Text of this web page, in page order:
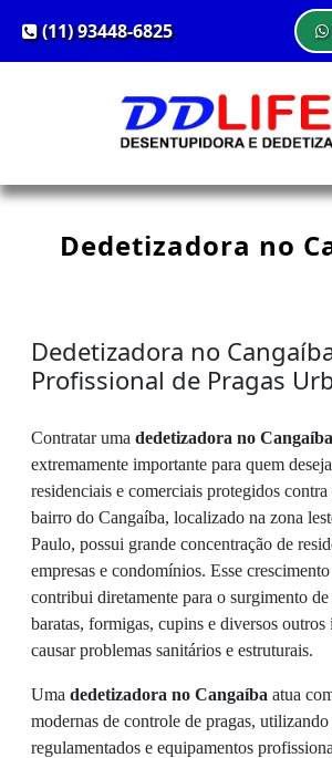
(11) 93448-6825
Dedetizadora no
Dedetizadora no
Profissional de Pragas
Contratar uma dedetizadora no Cangaíba
extremamente importante para quem
residenciais e comerciais protegidos contra
bairro do Cangaíba, localizado na zona
Paulo, possui grande concentração de
empresas e condomínios. Esse
contribui diretamente para o surgimento de
baratas, formigas, cupins e diversos outros
causar problemas sanitários e estruturais.
Uma dedetizadora no Cangaíba atua
modernas de controle de pragas,
regulamentados e equipamentos